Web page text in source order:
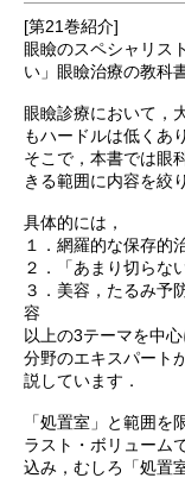
[第21巻紹介]
眼瞼のスペシャリス
い」眼瞼治療の教科
眼瞼診療において，
もハードルは低くあ
そこで，本書では眼
きる範囲に内容を絞
具体的には，
１．網羅的な保存的
２．「あまり切らな
３．美容，たるみ予
容
以上の3テーマを中
分野のエキスパート
説しています．
「処置室」と範囲
ラスト・ボリューム
込み，むしろ「処置